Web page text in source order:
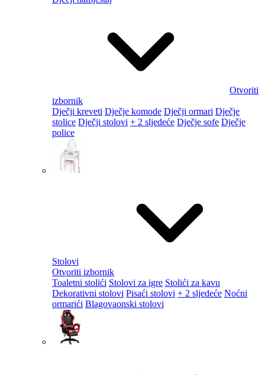
Otvoriti
izbornik
Dječji kreveti Dječje komode Dječji ormari Dječje
stolice Dječji stolovi + 2 sljedeće Dječje sofe Dječje
police
Stolovi
Otvoriti izbornik
Toaletni stolići Stolovi za igre Stolići za kavu
Dekorativni stolovi Pisaći stolovi + 2 sljedeće Noćni
ormarići Blagovaonski stolovi